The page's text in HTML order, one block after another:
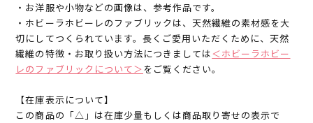
・お洋服や小物などの画像は、参考作品です。
・ホビーラホビーレのファブリックは、天然繊維の素材感を大
切にしてつくられています。長くご愛用いただくために、天然
繊維の特徴・お取り扱い方法につきましては＜ホビーラホビー
レのファブリックについて＞ をご覧ください。
【在庫表示について】
この商品の「△」は在庫少量もしくは商品取り寄せの表示で